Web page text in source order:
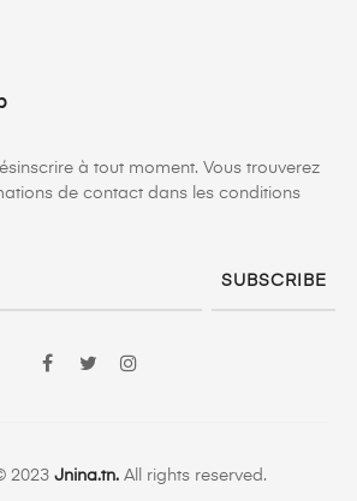
à tout moment. Vous trouverez
de contact dans les conditions
SUBSCRIBE
Facebook
Twitter
2023 Jnina.tn.All rights reserved.